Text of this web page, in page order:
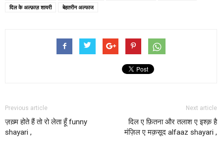
दिल के अल्फ़ाज़ शायरी
बेहतरीन अल्फाज
Previous article
ज़ख़्म होते हैं तो रो लेता हूँ funny
shayari ,
Next article
दिल ए फ़ितना और तलाश ए इश्क़ है
मंज़िल ए मक़सूद alfaaz shayari ,